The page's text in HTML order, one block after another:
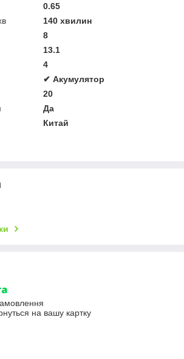
0.65
140 хвилин
8
13.1
4
✔ Акумулятор
20
Да
Китай
на вашу картку